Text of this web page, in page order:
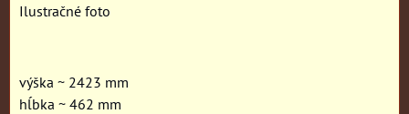
Ilustračné foto
výška ~ 2423 mm
hĺbka ~ 462 mm